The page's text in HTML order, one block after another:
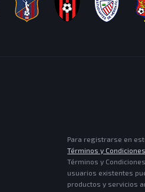
Para registrarse en
Términos y
Términos y
usuarios existentes
productos y servicios